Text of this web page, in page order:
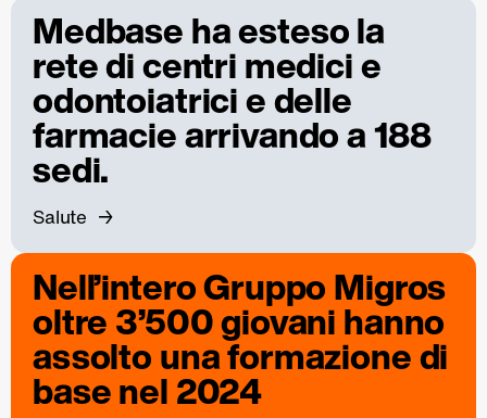
Medbase ha esteso la
rete di centri medici e
odontoiatrici e delle
farmacie arrivando a 188
sedi.
Salute
Nell’intero Gruppo Migros
oltre 3’500 giovani hanno
assolto una formazione di
base nel 2024